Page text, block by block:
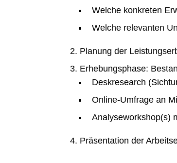
Welche konkreten
Welche relevanten
Planung der
Erhebungsphase:
Deskresearch
Online-Umfrage an
Analyseworkshop(s)
Präsentation der